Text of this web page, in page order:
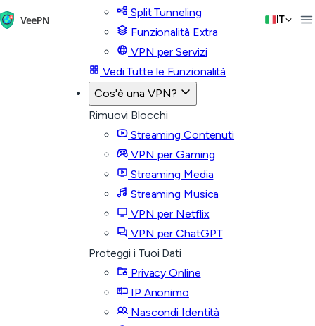
Split Tunneling
Funzionalità Extra
VPN per Servizi
Vedi Tutte le Funzionalità
Cos'è una VPN?
Rimuovi Blocchi
Streaming Contenuti
VPN per Gaming
Streaming Media
Streaming Musica
VPN per Netflix
VPN per ChatGPT
Proteggi i Tuoi Dati
Privacy Online
IP Anonimo
Nascondi Identità
IT